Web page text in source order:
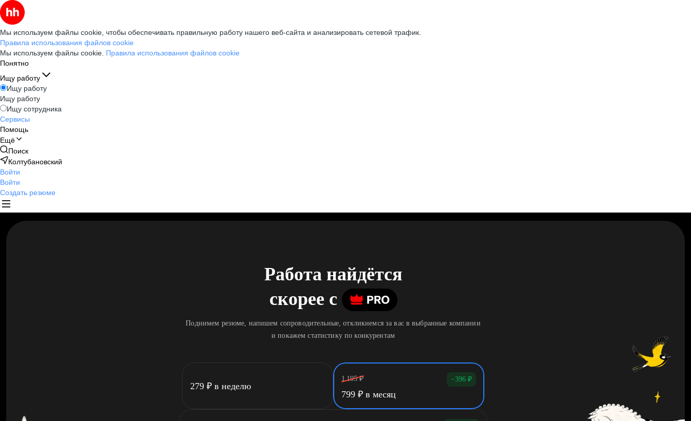
Мы используем файлы cookie, чтобы обеспечивать правильную работу нашего веб-сайта и анализировать сетевой трафик.
Правила использования файлов cookie
Мы используем файлы cookie. Правила использования файлов cookie
Понятно
Ищу работу
Ищу работу
Ищу работу
Ищу сотрудника
Сервисы
Помощь
Ещё
Поиск
Колтубановский
Войти
Войти
Создать резюме
Работа найдётся
скорее c
Поднимем резюме, напишем сопроводительные, откликнемся за вас в выбранные компании
и покажем статистику по конкурентам
279 ₽ в неделю
1 195 ₽ −396 ₽
799 ₽ в месяц